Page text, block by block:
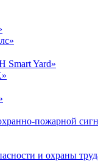
Yard»
пожарной
и охраны